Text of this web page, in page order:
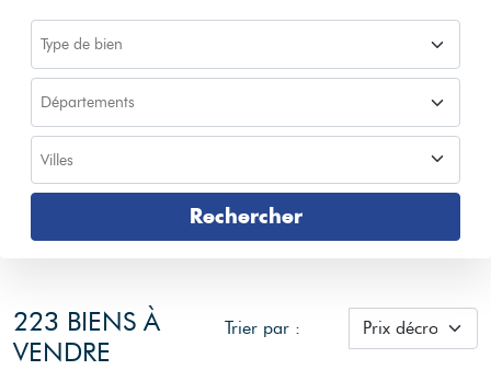
Rechercher
223 BIENS À
VENDRE
Trier par :